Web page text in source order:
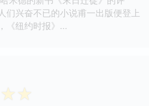
们兴奋不已的小说甫一出版便登上
《纽约时报》...
☆☆